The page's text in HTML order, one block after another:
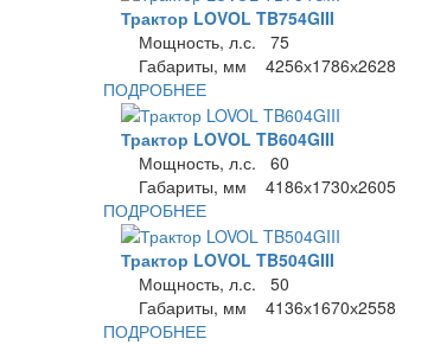
Трактор LOVOL TB754GIII
Мощность, л.с. 75
Габариты, мм 4256х1786х2628
ПОДРОБНЕЕ
Трактор LOVOL TB604GIII
Мощность, л.с. 60
Габариты, мм 4186х1730х2605
ПОДРОБНЕЕ
Трактор LOVOL TB504GIII
Мощность, л.с. 50
Габариты, мм 4136х1670х2558
ПОДРОБНЕЕ